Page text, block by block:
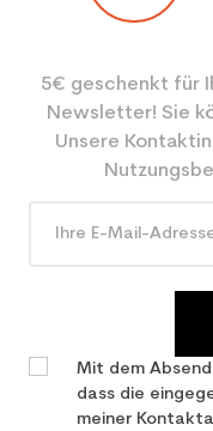
Farbe
CO2-Einsparungen
den Planeten (in
5€ geschenkt für
Newsletter! Sie
Unsere
Mit dem
dass die
meiner